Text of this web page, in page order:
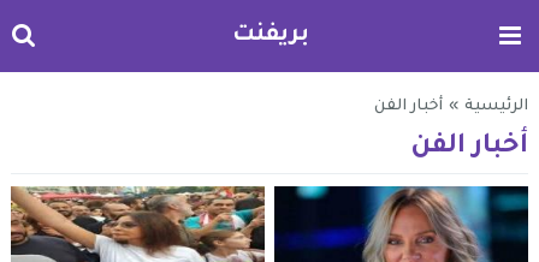
بريفنت
الرئيسية » أخبار الفن
أخبار الفن